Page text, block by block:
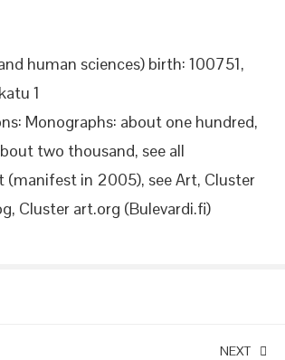
human sciences) birth: 100751,
1
Monographs: about one hundred,
two thousand, see all
in 2005), see Art, Cluster
Cluster art.org (Bulevardi.fi)
NEXT